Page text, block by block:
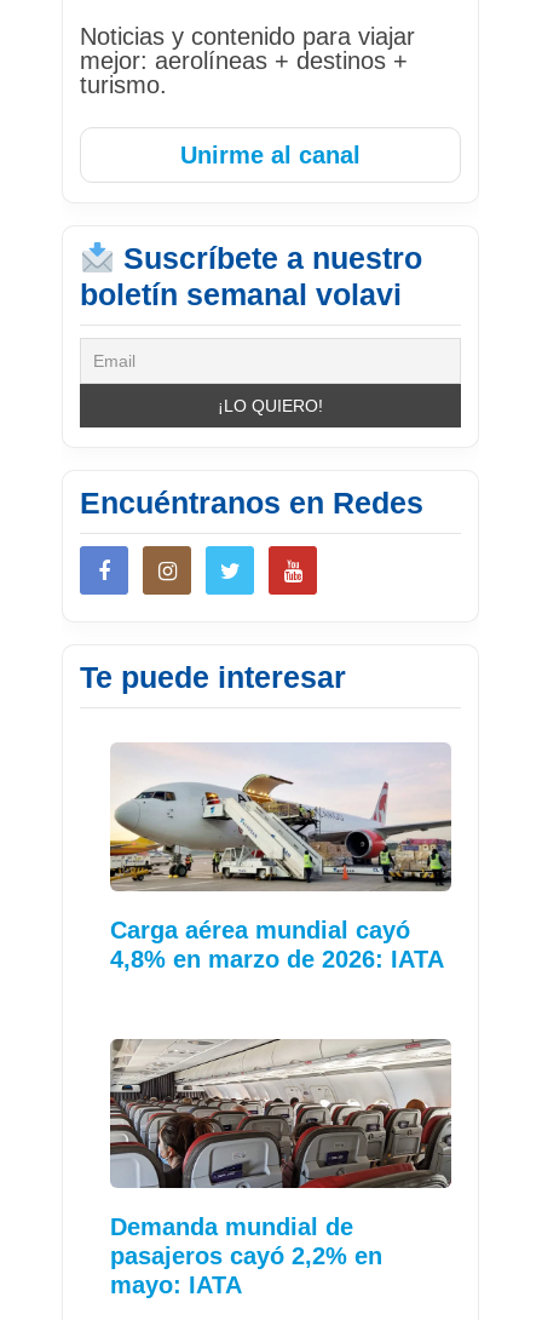
Noticias y contenido para viajar
mejor: aerolíneas + destinos +
turismo.
Unirme al canal
Suscríbete a nuestro
boletín semanal volavi
Encuéntranos en Redes
Te puede interesar
Carga aérea mundial cayó
4,8% en marzo de 2026: IATA
Demanda mundial de
pasajeros cayó 2,2% en
mayo: IATA